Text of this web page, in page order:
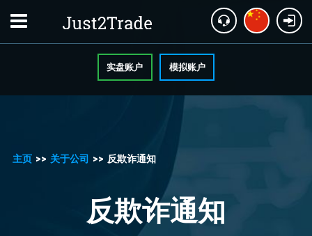
实盘账户 模拟账户
主页 >> 关于公司 >> 反欺诈通知
反欺诈通知